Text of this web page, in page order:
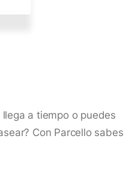
a tiempo o puedes
Con Parcello sabes